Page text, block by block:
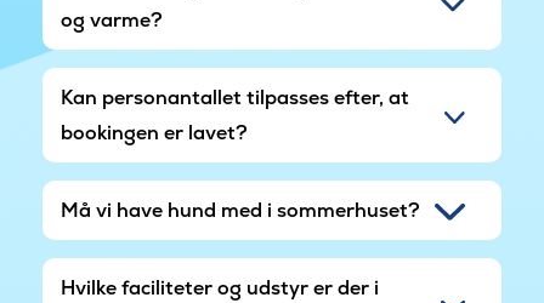
og varme?
Kan personantallet tilpasses efter, at
bookingen er lavet?
Må vi have hund med i sommerhuset?
Hvilke faciliteter og udstyr er der i